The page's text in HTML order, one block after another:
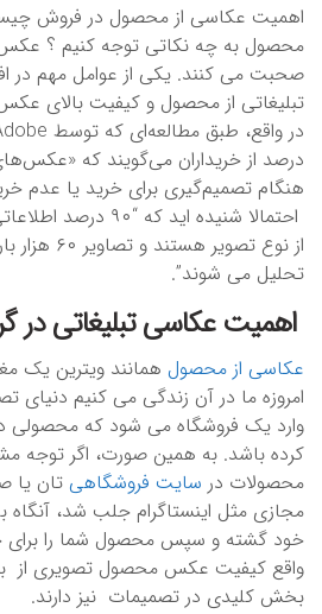
اهمیت عکاسی از محصول در فروش
محصول به چه نکاتی توجه کنیم ؟ عکس
صحبت می کنند. یکی از عوامل مهم در
تبلیغاتی از محصول و کیفیت بالای
درصد از خریداران می‌گویند که
هنگام تصمیم‌گیری برای خرید یا عدم
احتمالا شنیده اید
از نوع
تحلیل می شوند”.
اهمیت عکاسی تبلیغاتی در
عکاسی از محصول همانند ویترین یک
امروزه ما در آن زندگی می کنیم دنیای
وارد یک فروشگاه می شود که محصولی
کرده باشد. به همین صورت، اگر توجه
محصولات در سایت فروشگاهی تان یا
مجازی مثل اینستاگرام جلب شد، آنگاه
خود گشته و سپس محصول شما را برای
واقع کیفیت عکس محصول تصویری از
بخش کلیدی در تصمیمات نیز دارند.